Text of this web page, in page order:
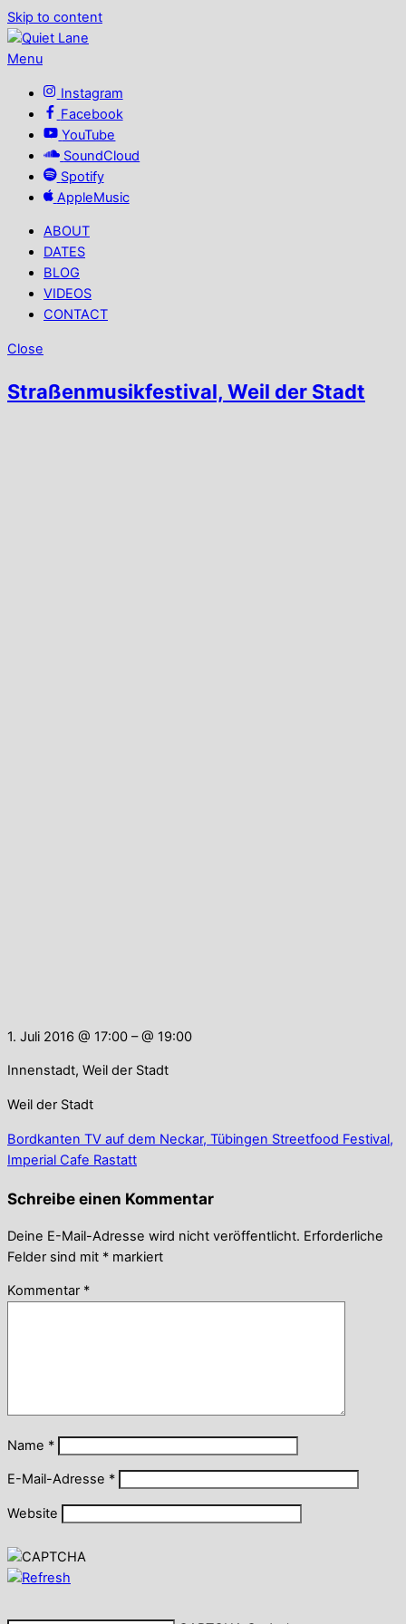
Skip to content
Menu
Instagram
Facebook
YouTube
SoundCloud
Spotify
AppleMusic
ABOUT
DATES
BLOG
VIDEOS
CONTACT
Close
Straßenmusikfestival, Weil der Stadt
1. Juli 2016 @ 17:00 – @ 19:00
Innenstadt, Weil der Stadt
Weil der Stadt
Bordkanten TV auf dem Neckar, Tübingen Streetfood Festival,
Imperial Cafe Rastatt
Schreibe einen Kommentar
Deine E-Mail-Adresse wird nicht veröffentlicht. Erforderliche
Felder sind mit * markiert
Kommentar *
Name *
E-Mail-Adresse *
Website